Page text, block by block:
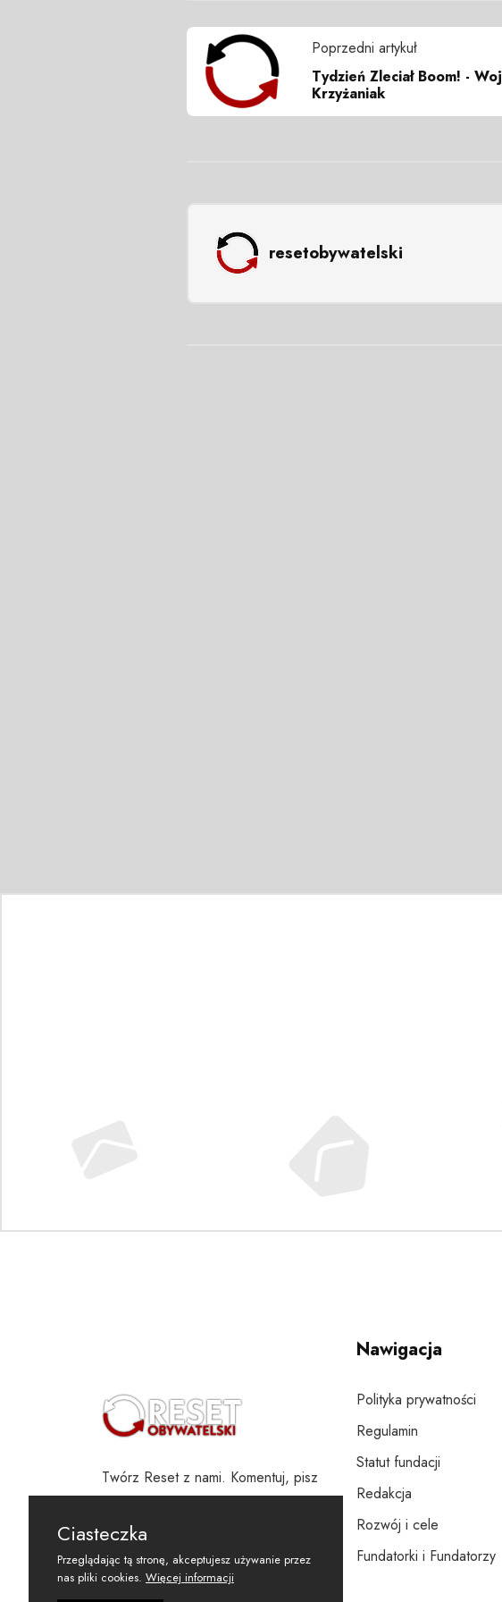
Poprzedni artykuł
Tydzień Zleciał Boom! -
Krzyżaniak
resetobywatelski
Twórz Reset z nami. Komentuj, pisz
i wspieraj
Nawigacja
Polityka prywatności
Regulamin
Statut fundacji
Redakcja
Rozwój i cele
Fundatorki i Fundatorzy
Ciasteczka
Przeglądając tą stronę, akceptujesz używanie przez
nas pliki cookies. Więcej informacji